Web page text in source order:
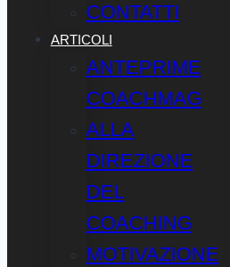
CONTATTI
ARTICOLI
ANTEPRIME
COACHMAG
ALLA
DIREZIONE
DEL
COACHING
MOTIVAZIONE